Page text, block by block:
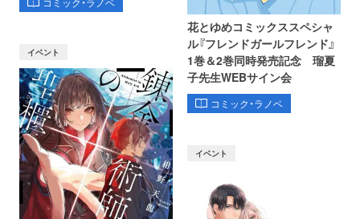
花とゆめコミックススペシャ
ル『フレンドガールフレンド』
1巻＆2巻同時発売記念 瑠夏
子先生WEBサイン会
コミック・ラノベ
イベント
イベント